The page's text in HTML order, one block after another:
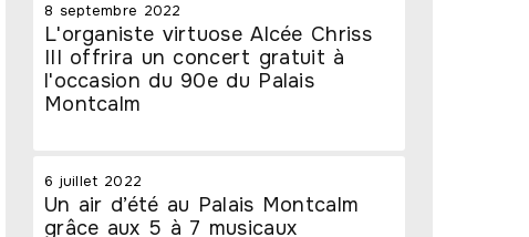
8 septembre 2022
L'organiste virtuose Alcée Chriss
III offrira un concert gratuit à
l'occasion du 90e du Palais
Montcalm
6 juillet 2022
Un air d’été au Palais Montcalm
grâce aux 5 à 7 musicaux